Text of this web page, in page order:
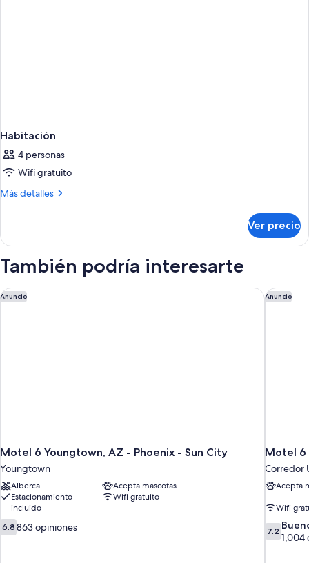
Habitación
4 personas
Wifi gratuito
Más detalles
Más
Ver precio
También podría interesarte
Anuncio
Motel 6 Youngtown, AZ - Phoenix - Sun City
Youngtown
Alberca
Acepta mascotas
Estacionamiento
incluido
Wifi gratuito
6.8
de
6.8 863 opiniones
Motel 6 Youngtown, AZ - Phoenix - Sun City Anuncio
Motel 6
Corredor
Acepta
Wifi
7.2
de
7.2
1,004
Motel 6